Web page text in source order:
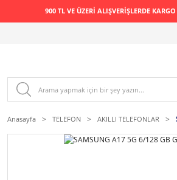
900 TL VE ÜZERİ ALIŞVERİŞLERDE
Anasayfa TELEFON AKILLI TELEFONLAR